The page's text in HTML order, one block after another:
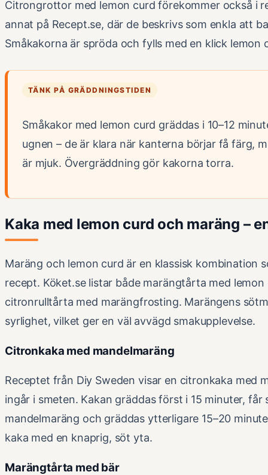
Citrongrottor med lemon curd förekommer också i
annat på Recept.se, där de beskrivs som enkla att
Småkakorna är spröda och fylls med en klick lemon
TÄNK PÅ GRÄDDNINGSTIDEN
Småkakor med lemon curd gräddas i 10–12
ugnen – de är klara när kanterna börjar få färg,
är mjuk. Övergräddning gör kakorna torra.
Kaka med lemon curd och maräng –
Maräng och lemon curd är en klassisk kombination
recept. Köket.se listar både marängtårta med
citronrulltårta med marängfrosting. Marängens
syrlighet, vilket ger en väl avvägd smakupplevelse.
Citronkaka med mandelmaräng
Receptet från Diy Sweden visar en citronkaka med
ingår i smeten. Kakan gräddas först i 15 minuter, får
mandelmaräng och gräddas ytterligare 15–20
kaka med en knaprig, söt yta.
Marängtårta med bär